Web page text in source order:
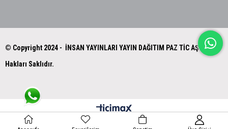
© Copyright 2024 - İNSAN YAYINLARI YAYIN DAĞITIM PAZ TİC AŞ Tüm
Hakları Saklıdır.